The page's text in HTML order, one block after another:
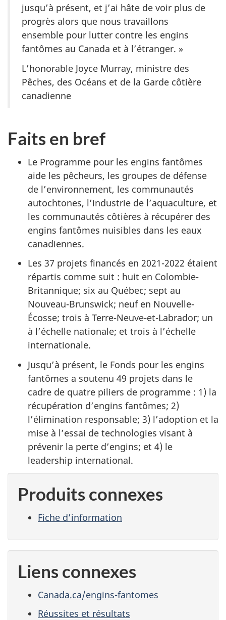
jusqu’à présent, et j’ai hâte de voir plus de
progrès alors que nous travaillons
ensemble pour lutter contre les engins
fantômes au Canada et à l’étranger. »
L’honorable Joyce Murray, ministre des
Pêches, des Océans et de la Garde côtière
canadienne
Faits en bref
Le Programme pour les engins fantômes
aide les pêcheurs, les groupes de défense
de l’environnement, les communautés
autochtones, l’industrie de l’aquaculture, et
les communautés côtières à récupérer des
engins fantômes nuisibles dans les eaux
canadiennes.
Les 37 projets financés en 2021-2022 étaient
répartis comme suit : huit en Colombie-
Britannique; six au Québec; sept au
Nouveau-Brunswick; neuf en Nouvelle-
Écosse; trois à Terre-Neuve-et-Labrador; un
à l’échelle nationale; et trois à l’échelle
internationale.
Jusqu’à présent, le Fonds pour les engins
fantômes a soutenu 49 projets dans le
cadre de quatre piliers de programme : 1) la
récupération d’engins fantômes; 2)
l’élimination responsable; 3) l’adoption et la
mise à l’essai de technologies visant à
prévenir la perte d’engins; et 4) le
leadership international.
Produits connexes
Fiche d’information
Liens connexes
Canada.ca/engins-fantomes
Réussites et résultats